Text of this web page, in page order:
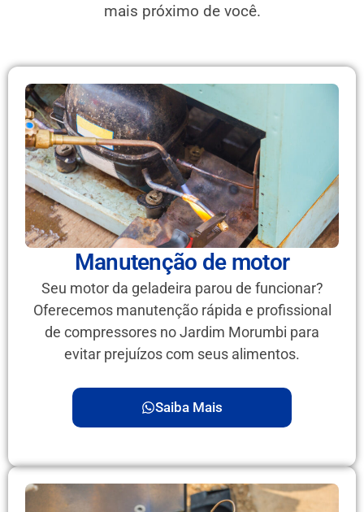
mais próximo de você.
Manutenção de motor
Seu motor da geladeira parou de funcionar?
Oferecemos manutenção rápida e profissional
de compressores no Jardim Morumbi para
evitar prejuízos com seus alimentos.
Saiba Mais